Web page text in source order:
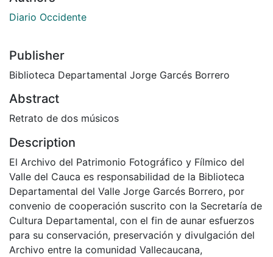
Diario Occidente
Publisher
Biblioteca Departamental Jorge Garcés Borrero
Abstract
Retrato de dos músicos
Description
El Archivo del Patrimonio Fotográfico y Fílmico del
Valle del Cauca es responsabilidad de la Biblioteca
Departamental del Valle Jorge Garcés Borrero, por
convenio de cooperación suscrito con la Secretaría de
Cultura Departamental, con el fin de aunar esfuerzos
para su conservación, preservación y divulgación del
Archivo entre la comunidad Vallecaucana,